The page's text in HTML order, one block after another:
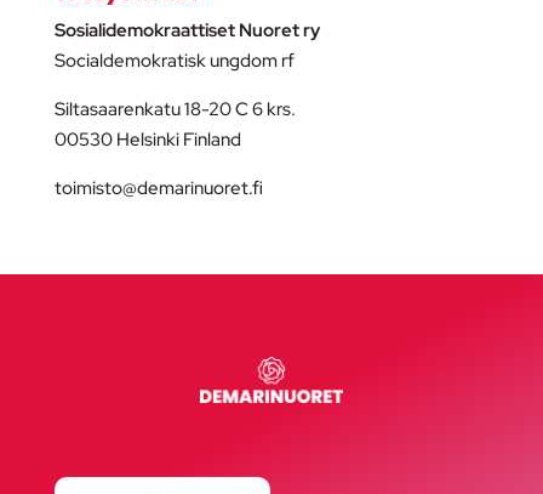
Sosialidemokraattiset Nuoret ry
Socialdemokratisk ungdom rf
Siltasaarenkatu 18-20 C 6 krs.
00530 Helsinki Finland
toimisto@demarinuoret.fi